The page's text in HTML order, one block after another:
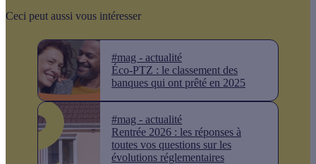
Ceci peut aussi vous intéresser
#mag - actualité
Éco-PTZ : le classement des
banques qui ont prêté en 2025
#mag - actualité
Rentrée 2026 : les réponses à
toutes vos questions sur les
évolutions réglementaires